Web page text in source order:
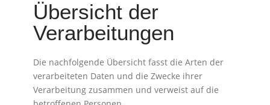
Übersicht der
Verarbeitungen
Die nachfolgende Übersicht fasst die Arten der
verarbeiteten Daten und die Zwecke ihrer
Verarbeitung zusammen und verweist auf die